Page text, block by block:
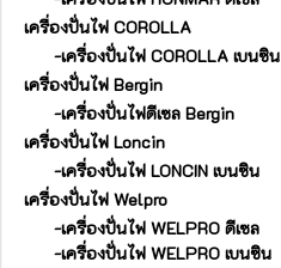
เครื่องปั่นไฟ COROLLA
-เครื่องปั่นไฟ COROLLA เบนซิน
เครื่องปั่นไฟ Bergin
-เครื่องปั่นไฟดีเซล Bergin
เครื่องปั่นไฟ Loncin
-เครื่องปั่นไฟ LONCIN เบนซิน
เครื่องปั่นไฟ Welpro
-เครื่องปั่นไฟ WELPRO ดีเซล
-เครื่องปั่นไฟ WELPRO เบนซิน